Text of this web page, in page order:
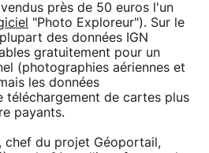
près de 50 euros l'un
"Photo Exploreur"). Sur le
des données IGN
gratuitement pour un
(photographies aériennes et
les données
téléchargement de cartes plus
payants.
chef du projet Géoportail,